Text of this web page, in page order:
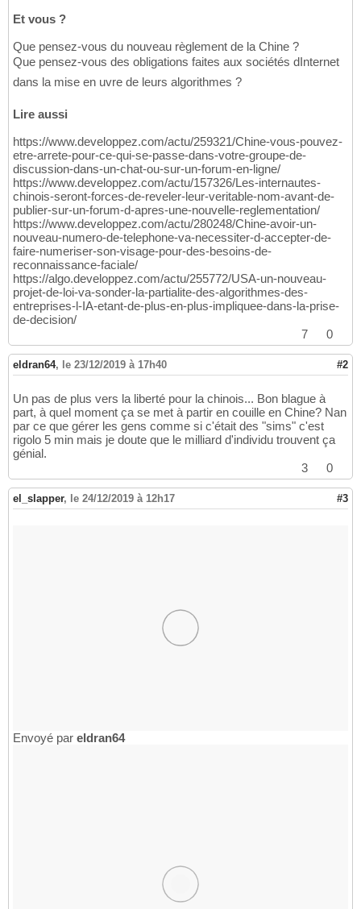
Et vous ?
Que pensez-vous du nouveau règlement de la Chine ?
Que pensez-vous des obligations faites aux sociétés dInternet
dans la mise en uvre de leurs algorithmes ?
Lire aussi
https://www.developpez.com/actu/259321/Chine-vous-pouvez-
etre-arrete-pour-ce-qui-se-passe-dans-votre-groupe-de-
discussion-dans-un-chat-ou-sur-un-forum-en-ligne/
https://www.developpez.com/actu/157326/Les-internautes-
chinois-seront-forces-de-reveler-leur-veritable-nom-avant-de-
publier-sur-un-forum-d-apres-une-nouvelle-reglementation/
https://www.developpez.com/actu/280248/Chine-avoir-un-
nouveau-numero-de-telephone-va-necessiter-d-accepter-de-
faire-numeriser-son-visage-pour-des-besoins-de-
reconnaissance-faciale/
https://algo.developpez.com/actu/255772/USA-un-nouveau-
projet-de-loi-va-sonder-la-partialite-des-algorithmes-des-
entreprises-l-IA-etant-de-plus-en-plus-impliquee-dans-la-prise-
de-decision/
7
0
eldran64, le 23/12/2019 à 17h40 #2
Un pas de plus vers la liberté pour la chinois... Bon blague à
part, à quel moment ça se met à partir en couille en Chine? Nan
par ce que gérer les gens comme si c'était des "sims" c'est
rigolo 5 min mais je doute que le milliard d'individu trouvent ça
génial.
3
0
el_slapper, le 24/12/2019 à 12h17 #3
Envoyé par eldran64